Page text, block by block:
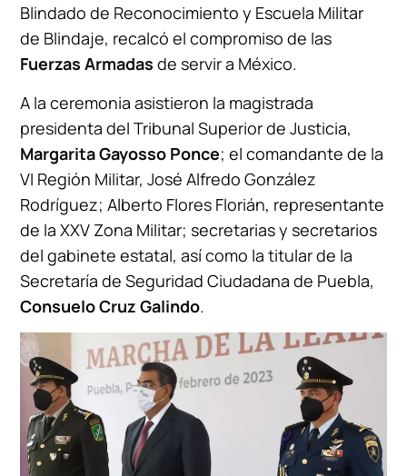
Blindado de Reconocimiento y Escuela Militar
de Blindaje, recalcó el compromiso de las
Fuerzas Armadas de servir a México.
A la ceremonia asistieron la magistrada
presidenta del Tribunal Superior de Justicia,
Margarita Gayosso Ponce; el comandante de la
VI Región Militar, José Alfredo González
Rodríguez; Alberto Flores Florián, representante
de la XXV Zona Militar; secretarias y secretarios
del gabinete estatal, así como la titular de la
Secretaría de Seguridad Ciudadana de Puebla,
Consuelo Cruz Galindo.